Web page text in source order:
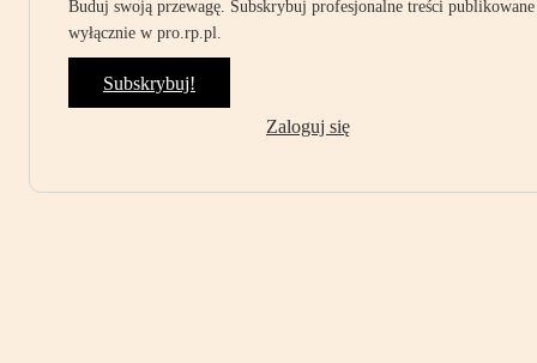
Buduj swoją przewagę. Subskrybuj profesjonalne treści publikowane
wyłącznie w pro.rp.pl.
Subskrybuj!
Zaloguj się